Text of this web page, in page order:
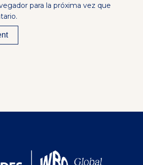
para la próxima vez que